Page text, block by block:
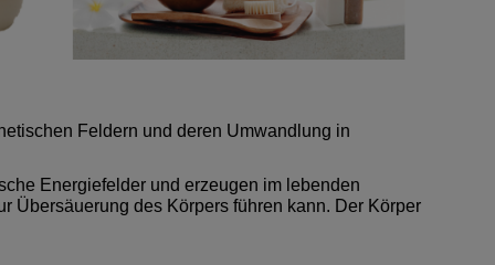
Feldern und deren Umwandlung in
Energiefelder und erzeugen im lebenden
Übersäuerung des Körpers führen kann. Der Körper